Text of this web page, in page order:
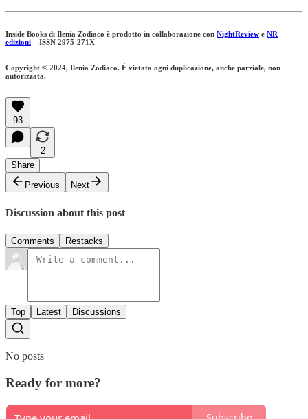
Inside Books di Ilenia Zodiaco è prodotto in collaborazione con NightReview e NR
edizioni – ISSN 2975-271X
Copyright © 2024, Ilenia Zodiaco. È vietata ogni duplicazione, anche parziale, non
autorizzata.
93
2
Share
Previous
Next
Discussion about this post
Comments Restacks
Top Latest Discussions
No posts
Ready for more?